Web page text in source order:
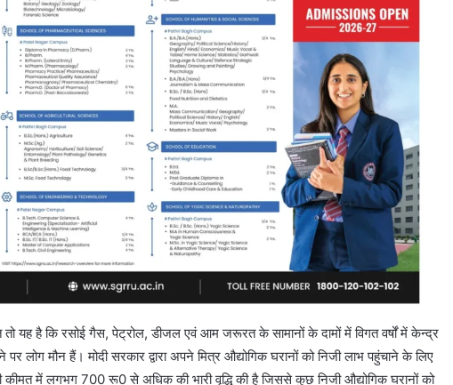
तो यह है कि रसोई गैस, पेट्रोल, डीजल एवं आम जरूरत के सामानों के दामों में विगत वर्षों में केन्द्र
पर लोग मौन हैं। मोदी सरकार द्वारा अपने मित्र औद्योगिक घरानों को निजी लाभ पहुंचाने के लिए
कीमत में लगभग 700 रू0 से अधिक की भारी वृद्धि की है जिससे कुछ निजी औद्योगिक घरानों को